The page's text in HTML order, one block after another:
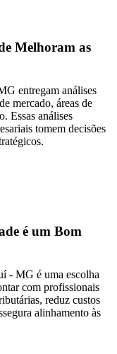
Melhoram as
entregam análises
mercado, áreas de
Essas análises
tomem decisões
é um Bom
- MG é uma escolha
com profissionais
reduz custos
alinhamento às